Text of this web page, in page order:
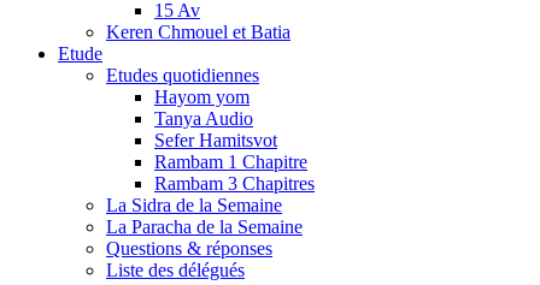
15 Av
Keren Chmouel et Batia
Etude
Etudes quotidiennes
Hayom yom
Tanya Audio
Sefer Hamitsvot
Rambam 1 Chapitre
Rambam 3 Chapitres
La Sidra de la Semaine
La Paracha de la Semaine
Questions & réponses
Liste des délégués